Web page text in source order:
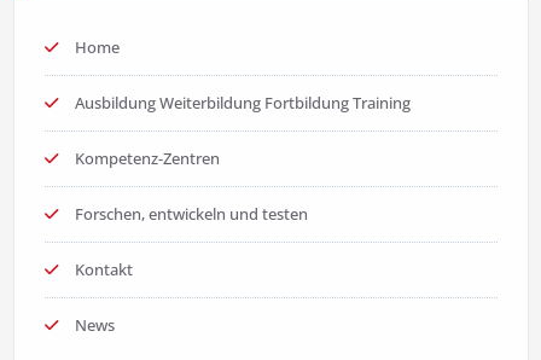
Home
Ausbildung Weiterbildung Fortbildung Training
Kompetenz-Zentren
Forschen, entwickeln und testen
Kontakt
News